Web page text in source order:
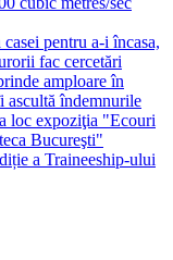
pentru a-i încasa,
fac cercetări
amploare în
ascultă îndemnurile
loc expoziţia "Ecouri
Bucureşti"
a Traineeship-ului